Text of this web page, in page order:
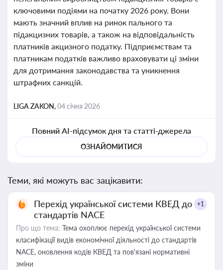
ключовими подіями на початку 2026 року. Вони
мають значний вплив на ринок пального та
підакцизних товарів, а також на відповідальність
платників акцизного податку. Підприємствам та
платникам податків важливо враховувати ці зміни
для дотримання законодавства та уникнення
штрафних санкцій.
LIGA ZAKON,04 січня 2026
Повний AI-підсумок дня та статті-джерела
ОЗНАЙОМИТИСЯ
Теми, які можуть вас зацікавити:
Перехід української системи КВЕД до
стандартів NACE
+1
Про що тема: Тема охоплює перехід української системи
класифікації видів економічної діяльності до стандартів
NACE, оновлення кодів КВЕД та пов'язані нормативні
зміни